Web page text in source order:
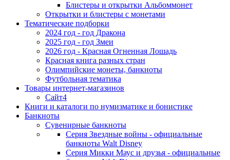
Блистеры и открытки Альбоммонет
Открытки и блистеры с монетами
Тематические подборки
2024 год - год Дракона
2025 год - год Змеи
2026 год - Красная Огненная Лошадь
Красная книга разных стран
Олимпийские монеты, банкноты
Футбольная тематика
Товары интернет-магазинов
Сайт4
Книги и каталоги по нумизматике и бонистике
Банкноты
Сувенирные банкноты
Серия Звездные войны - официальные
банкноты Walt Disney
Серия Микки Маус и друзья - официальные